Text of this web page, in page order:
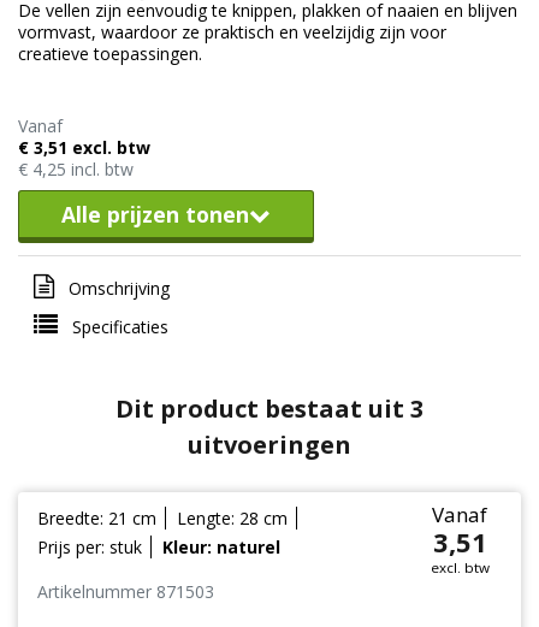
De vellen zijn eenvoudig te knippen, plakken of naaien en blijven
vormvast, waardoor ze praktisch en veelzijdig zijn voor
creatieve toepassingen.
Vanaf
€ 3,51 excl. btw
€ 4,25 incl. btw
Alle prijzen tonen
Omschrijving
Specificaties
Dit product bestaat uit 3
uitvoeringen
Breedte: 21 cm
Lengte: 28 cm
Prijs per: stuk
Kleur: naturel
Vanaf
3,51
excl. btw
Artikelnummer 871503